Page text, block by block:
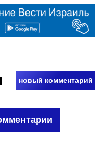
новый комментарий